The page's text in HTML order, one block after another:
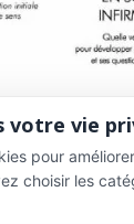
votre vie
pour
choisir les